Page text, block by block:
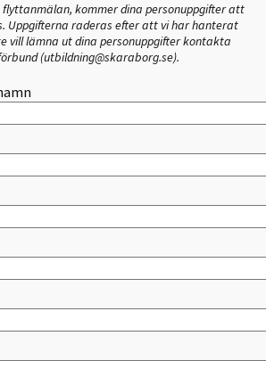
flyttanmälan, kommer dina personuppgifter att
Uppgifterna raderas efter att vi har hanterat
vill lämna ut dina personuppgifter kontakta
(utbildning@skaraborg.se).